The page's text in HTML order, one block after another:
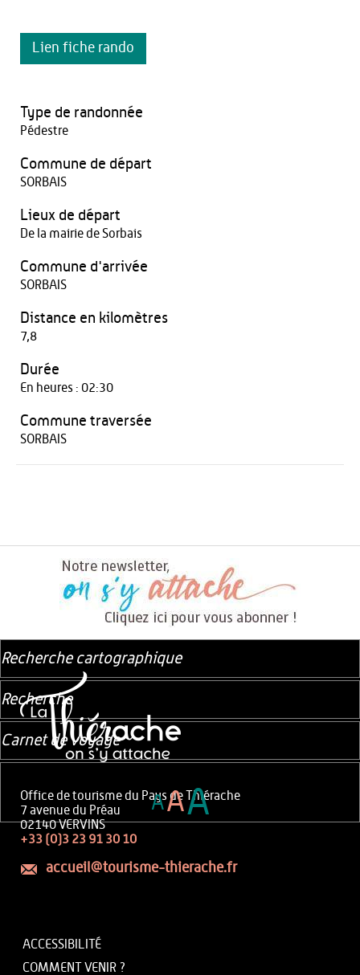
Lien fiche rando
Type de randonnée
Pédestre
Commune de départ
SORBAIS
Lieux de départ
De la mairie de Sorbais
Commune d'arrivée
SORBAIS
Distance en kilomètres
7,8
Durée
En heures : 02:30
Commune traversée
SORBAIS
Office de tourisme du Pays de Thiérache
7 avenue du Préau
02140 VERVINS
+33 (0)3 23 91 30 10
accueil@tourisme-thierache.fr
ACCESSIBILITÉ
COMMENT VENIR ?
Recherche cartographique
Recherche
Carnet de voyage
AAA